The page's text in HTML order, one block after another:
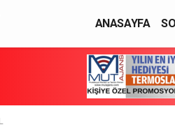
ANASAYFA